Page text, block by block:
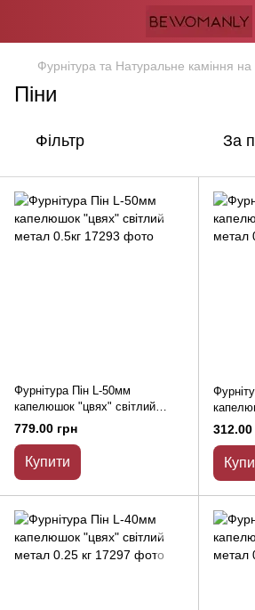
Фурнітура та Натуральне каміння на
Піни
Фільтр За
Фурнітура Пін L-50мм
капелюшок "цвях" світлий
метал 0.5кг
779.00 грн
Купити
метал
312.00